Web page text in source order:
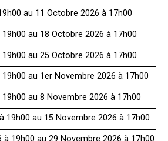
au 11 Octobre 2026 à 17h00
au 18 Octobre 2026 à 17h00
au 25 Octobre 2026 à 17h00
au 1er Novembre 2026 à 17h00
au 8 Novembre 2026 à 17h00
19h00 au 15 Novembre 2026 à 17h00
à 19h00 au 29 Novembre 2026 à 17h00